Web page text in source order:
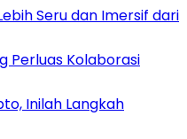
Seru dan Imersif dari
Perluas Kolaborasi
Inilah Langkah